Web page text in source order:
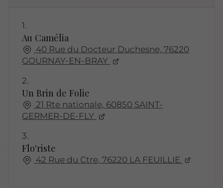
1.
Au Camélia
40 Rue du Docteur Duchesne, 76220
GOURNAY-EN-BRAY
2.
Un Brin de Folie
21 Rte nationale, 60850 SAINT-
GERMER-DE-FLY
3.
Flo'riste
42 Rue du Ctre, 76220 LA FEUILLIE